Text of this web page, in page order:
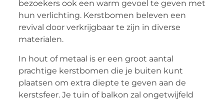
bezoekers ook een warm gevoel te geven met
hun verlichting. Kerstbomen beleven een
revival door verkrijgbaar te zijn in diverse
materialen.
In hout of metaal is er een groot aantal
prachtige kerstbomen die je buiten kunt
plaatsen om extra diepte te geven aan de
kerstsfeer. Je tuin of balkon zal ongetwijfeld